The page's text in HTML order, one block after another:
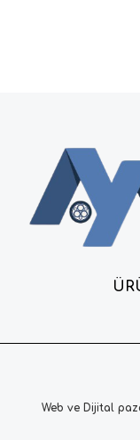
Web ve Dijital